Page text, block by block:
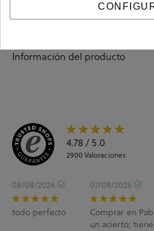
Información del producto
4.78 / 5.0
2900 Valoraciones
08/08/2026
todo perfecto
07/08/2026
Comprar en
un acierto;